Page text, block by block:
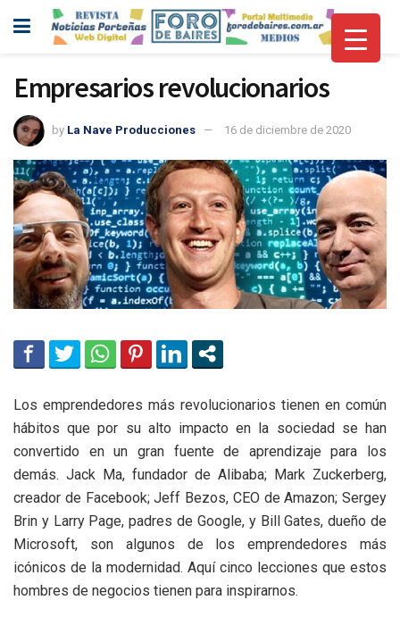
Empresarios revolucionarios
by La Nave Producciones 16 de diciembre de 2020
Los emprendedores más revolucionarios tienen en común
hábitos que por su alto impacto en la sociedad se han
convertido en un gran fuente de aprendizaje para los
demás. Jack Ma, fundador de Alibaba; Mark Zuckerberg,
creador de Facebook; Jeff Bezos, CEO de Amazon; Sergey
Brin y Larry Page, padres de Google, y Bill Gates, dueño de
Microsoft, son algunos de los emprendedores más
icónicos de la modernidad. Aquí cinco lecciones que estos
hombres de negocios tienen para inspirarnos.